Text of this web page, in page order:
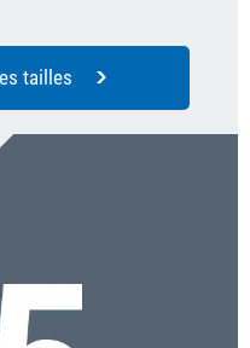
tailles